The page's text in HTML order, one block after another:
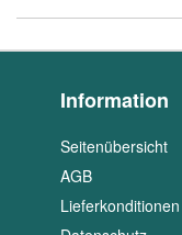
Information
Seitenübersicht
AGB
Lieferkonditionen